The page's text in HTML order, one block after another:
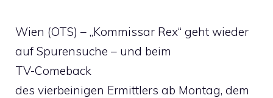
Wien (OTS) – „Kommissar Rex“ geht wieder
auf Spurensuche – und beim
TV-Comeback
des vierbeinigen Ermittlers ab Montag, dem